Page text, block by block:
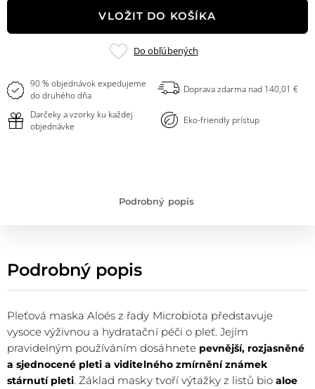
VLOŽIT DO KOŠÍKA
Pridať
Do obľúbených
90 % objednávok expedujeme
do druhého dňa
Doprava zdarma nad 140,01 €
Darčeky a vzorky ku každej
objednávke
Eko-friendly prístup
Podrobný popis
Podrobný popis
Pleťová maska Aloés z řady Microbiota představuje
vysoce výživnou a hydratační péči o pleť. Jejím
pravidelným používáním dosáhnete pevnější, rozjasněné
a sjednocené pleti a viditelného zmírnění známek
stárnutí pleti. Základ masky tvoří výtažky z listů bioaloe